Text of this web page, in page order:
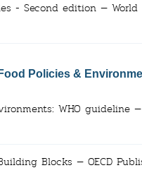
- Second edition — World
Policies &
WHO guideline
Blocks — OECD